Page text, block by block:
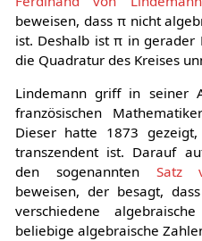
beweisen, dass π nicht
ist. Deshalb ist π in
die Quadratur des Kreises
Lindemann griff in seiner
französischen
Dieser hatte 1873
transzendent ist. Darauf
den sogenannten Satz
beweisen, der besagt,
verschiedene
beliebige algebraische